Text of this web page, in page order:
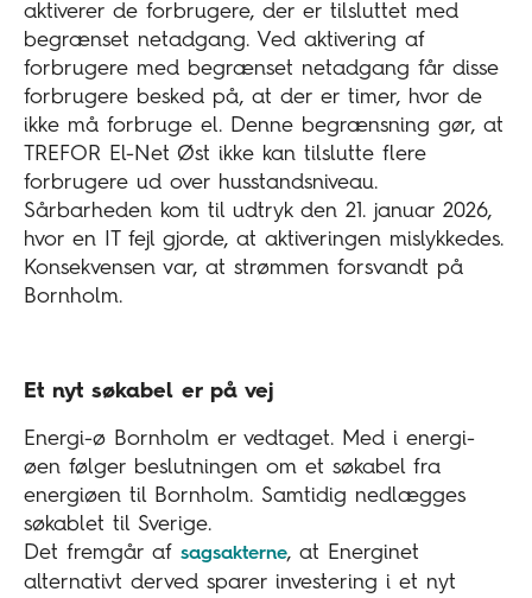
aktiverer de forbrugere, der er tilsluttet med
begrænset netadgang. Ved aktivering af
forbrugere med begrænset netadgang får disse
forbrugere besked på, at der er timer, hvor de
ikke må forbruge el. Denne begrænsning gør, at
TREFOR El-Net Øst ikke kan tilslutte flere
forbrugere ud over husstandsniveau.
Sårbarheden kom til udtryk den 21. januar 2026,
hvor en IT fejl gjorde, at aktiveringen mislykkedes.
Konsekvensen var, at strømmen forsvandt på
Bornholm.
Et nyt søkabel er på vej
Energi-ø Bornholm er vedtaget. Med i energi-
øen følger beslutningen om et søkabel fra
energiøen til Bornholm. Samtidig nedlægges
søkablet til Sverige.
Det fremgår af sagsakterne, at Energinet
alternativt derved sparer investering i et nyt